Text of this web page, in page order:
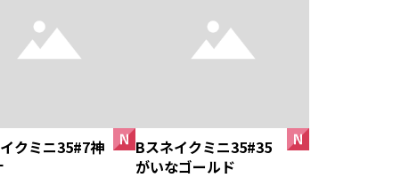
クミニ35#7神
Bスネイクミニ35#35
がいなゴールド